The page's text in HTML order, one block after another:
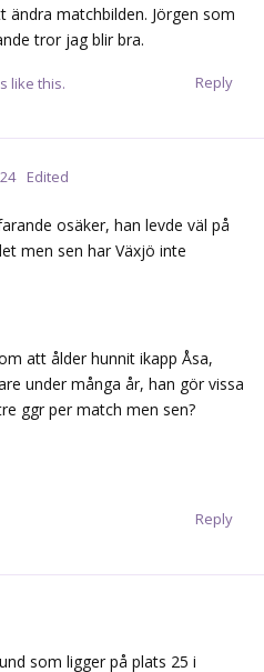
ändra matchbilden. Jörgen som
tror jag blir bra.
Reply
like this.
Edited
osäker, han levde väl på
men sen har Växjö inte
att ålder hunnit ikapp Åsa,
under många år, han gör vissa
ggr per match men sen?
Reply
som ligger på plats 25 i